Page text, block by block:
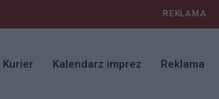
REKLAMA
Kurier Kalendarz imprez Reklama